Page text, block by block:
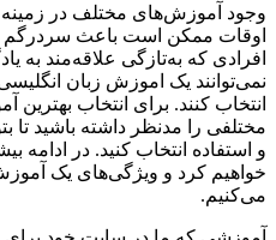
وجود آموزش‌های مختلف در زمینه
اوقات ممکن است باعث سردرگم
افرادی که به‌تازگی علاقه‌مند به
نمی‌توانند یک اموزش زبان
انتخاب کنند. برای انتخاب بهترین
مختلفی را مدنظر داشته باشید تا
و استفاده انتخاب کنید. در ادامه
خواهیم کرد و ویژگی‌های یک
می‌کنیم.